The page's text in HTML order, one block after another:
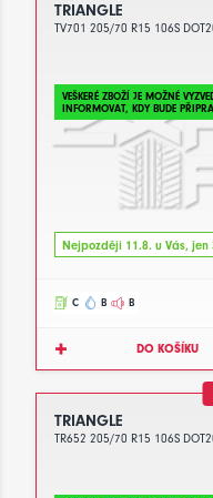
TRIANGLE
TV701 205/70 R15 106S
VEŠKERÉ ZBOŽÍ JE MOŽNÉ
INFORMOVAT, KDY BUDE
Nejpozději 11.8. u Vás, jen
C B B
DO KOŠÍKU
TRIANGLE
TR652 205/70 R15 106S